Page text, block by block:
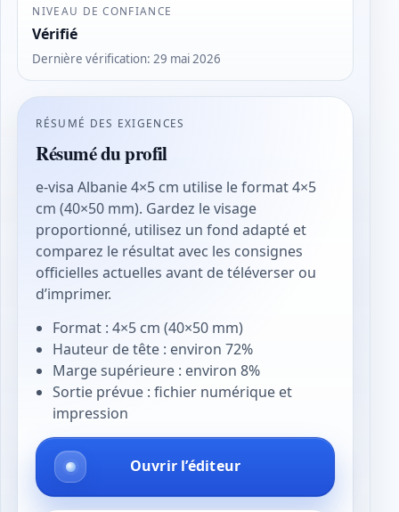
NIVEAU DE CONFIANCE
Vérifié
Dernière vérification:29 mai 2026
RÉSUMÉ DES EXIGENCES
Résumé du profil
e-visa Albanie 4×5 cm utilise le format 4×5
cm (40×50 mm). Gardez le visage
proportionné, utilisez un fond adapté et
comparez le résultat avec les consignes
officielles actuelles avant de téléverser ou
d’imprimer.
Format : 4×5 cm (40×50 mm)
Hauteur de tête : environ 72%
Marge supérieure : environ 8%
Sortie prévue : fichier numérique et
impression
Ouvrir l’éditeur